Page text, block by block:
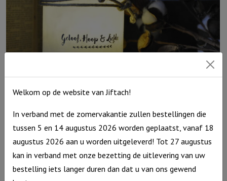
10,95
Op voorraad
Windlicht
S
'Geloof,
hoop
Welkom op de website van Jiftach!
In verband met de zomervakantie zullen bestellingen die
tussen 5 en 14 augustus 2026 worden geplaatst, vanaf 18
augustus 2026 aan u worden uitgeleverd! Tot 27 augustus
kan in verband met onze bezetting de uitlevering van uw
bestelling iets langer duren dan dat u van ons gewend